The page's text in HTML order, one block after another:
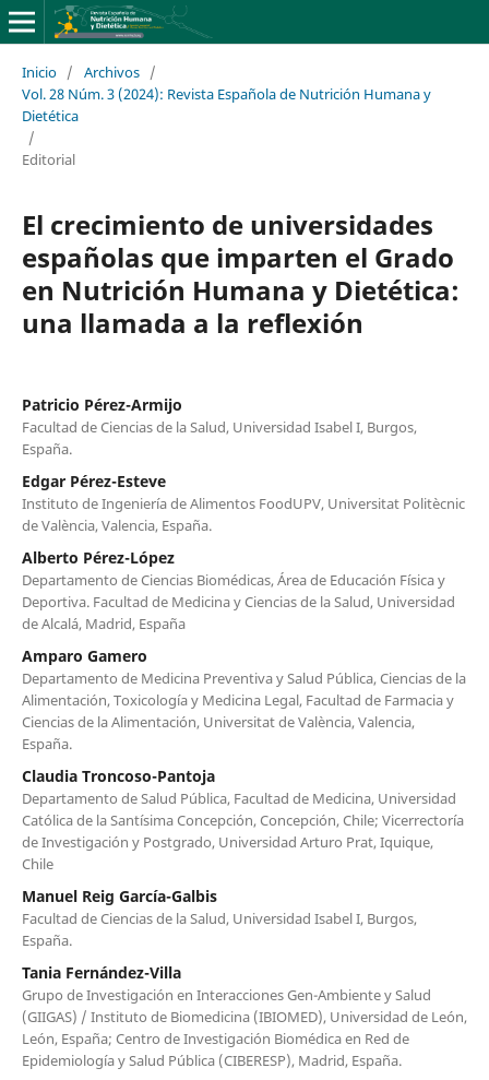
Inicio / Archivos /
Vol. 28 Núm. 3 (2024): Revista Española de Nutrición Humana y
Dietética
/
Editorial
El crecimiento de universidades
españolas que imparten el Grado
en Nutrición Humana y Dietética:
una llamada a la reflexión
Patricio Pérez-Armijo
Facultad de Ciencias de la Salud, Universidad Isabel I, Burgos,
España.
Edgar Pérez-Esteve
Instituto de Ingeniería de Alimentos FoodUPV, Universitat Politècnic
de València, Valencia, España.
Alberto Pérez-López
Departamento de Ciencias Biomédicas, Área de Educación Física y
Deportiva. Facultad de Medicina y Ciencias de la Salud, Universidad
de Alcalá, Madrid, España
Amparo Gamero
Departamento de Medicina Preventiva y Salud Pública, Ciencias de la
Alimentación, Toxicología y Medicina Legal, Facultad de Farmacia y
Ciencias de la Alimentación, Universitat de València, Valencia,
España.
Claudia Troncoso-Pantoja
Departamento de Salud Pública, Facultad de Medicina, Universidad
Católica de la Santísima Concepción, Concepción, Chile; Vicerrectoría
de Investigación y Postgrado, Universidad Arturo Prat, Iquique,
Chile
Manuel Reig García-Galbis
Facultad de Ciencias de la Salud, Universidad Isabel I, Burgos,
España.
Tania Fernández-Villa
Grupo de Investigación en Interacciones Gen-Ambiente y Salud
(GIIGAS) / Instituto de Biomedicina (IBIOMED), Universidad de León,
León, España; Centro de Investigación Biomédica en Red de
Epidemiología y Salud Pública (CIBERESP), Madrid, España.